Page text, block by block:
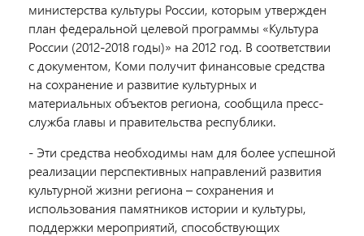
министерства культуры России, которым утвержден
план федеральной целевой программы «Культура
России (2012-2018 годы)» на 2012 год. В соответствии
с документом, Коми получит финансовые средства
на сохранение и развитие культурных и
материальных объектов региона, сообщила пресс-
служба главы и правительства республики.
- Эти средства необходимы нам для более успешной
реализации перспективных направлений развития
культурной жизни региона – сохранения и
использования памятников истории и культуры,
поддержки мероприятий, способствующих